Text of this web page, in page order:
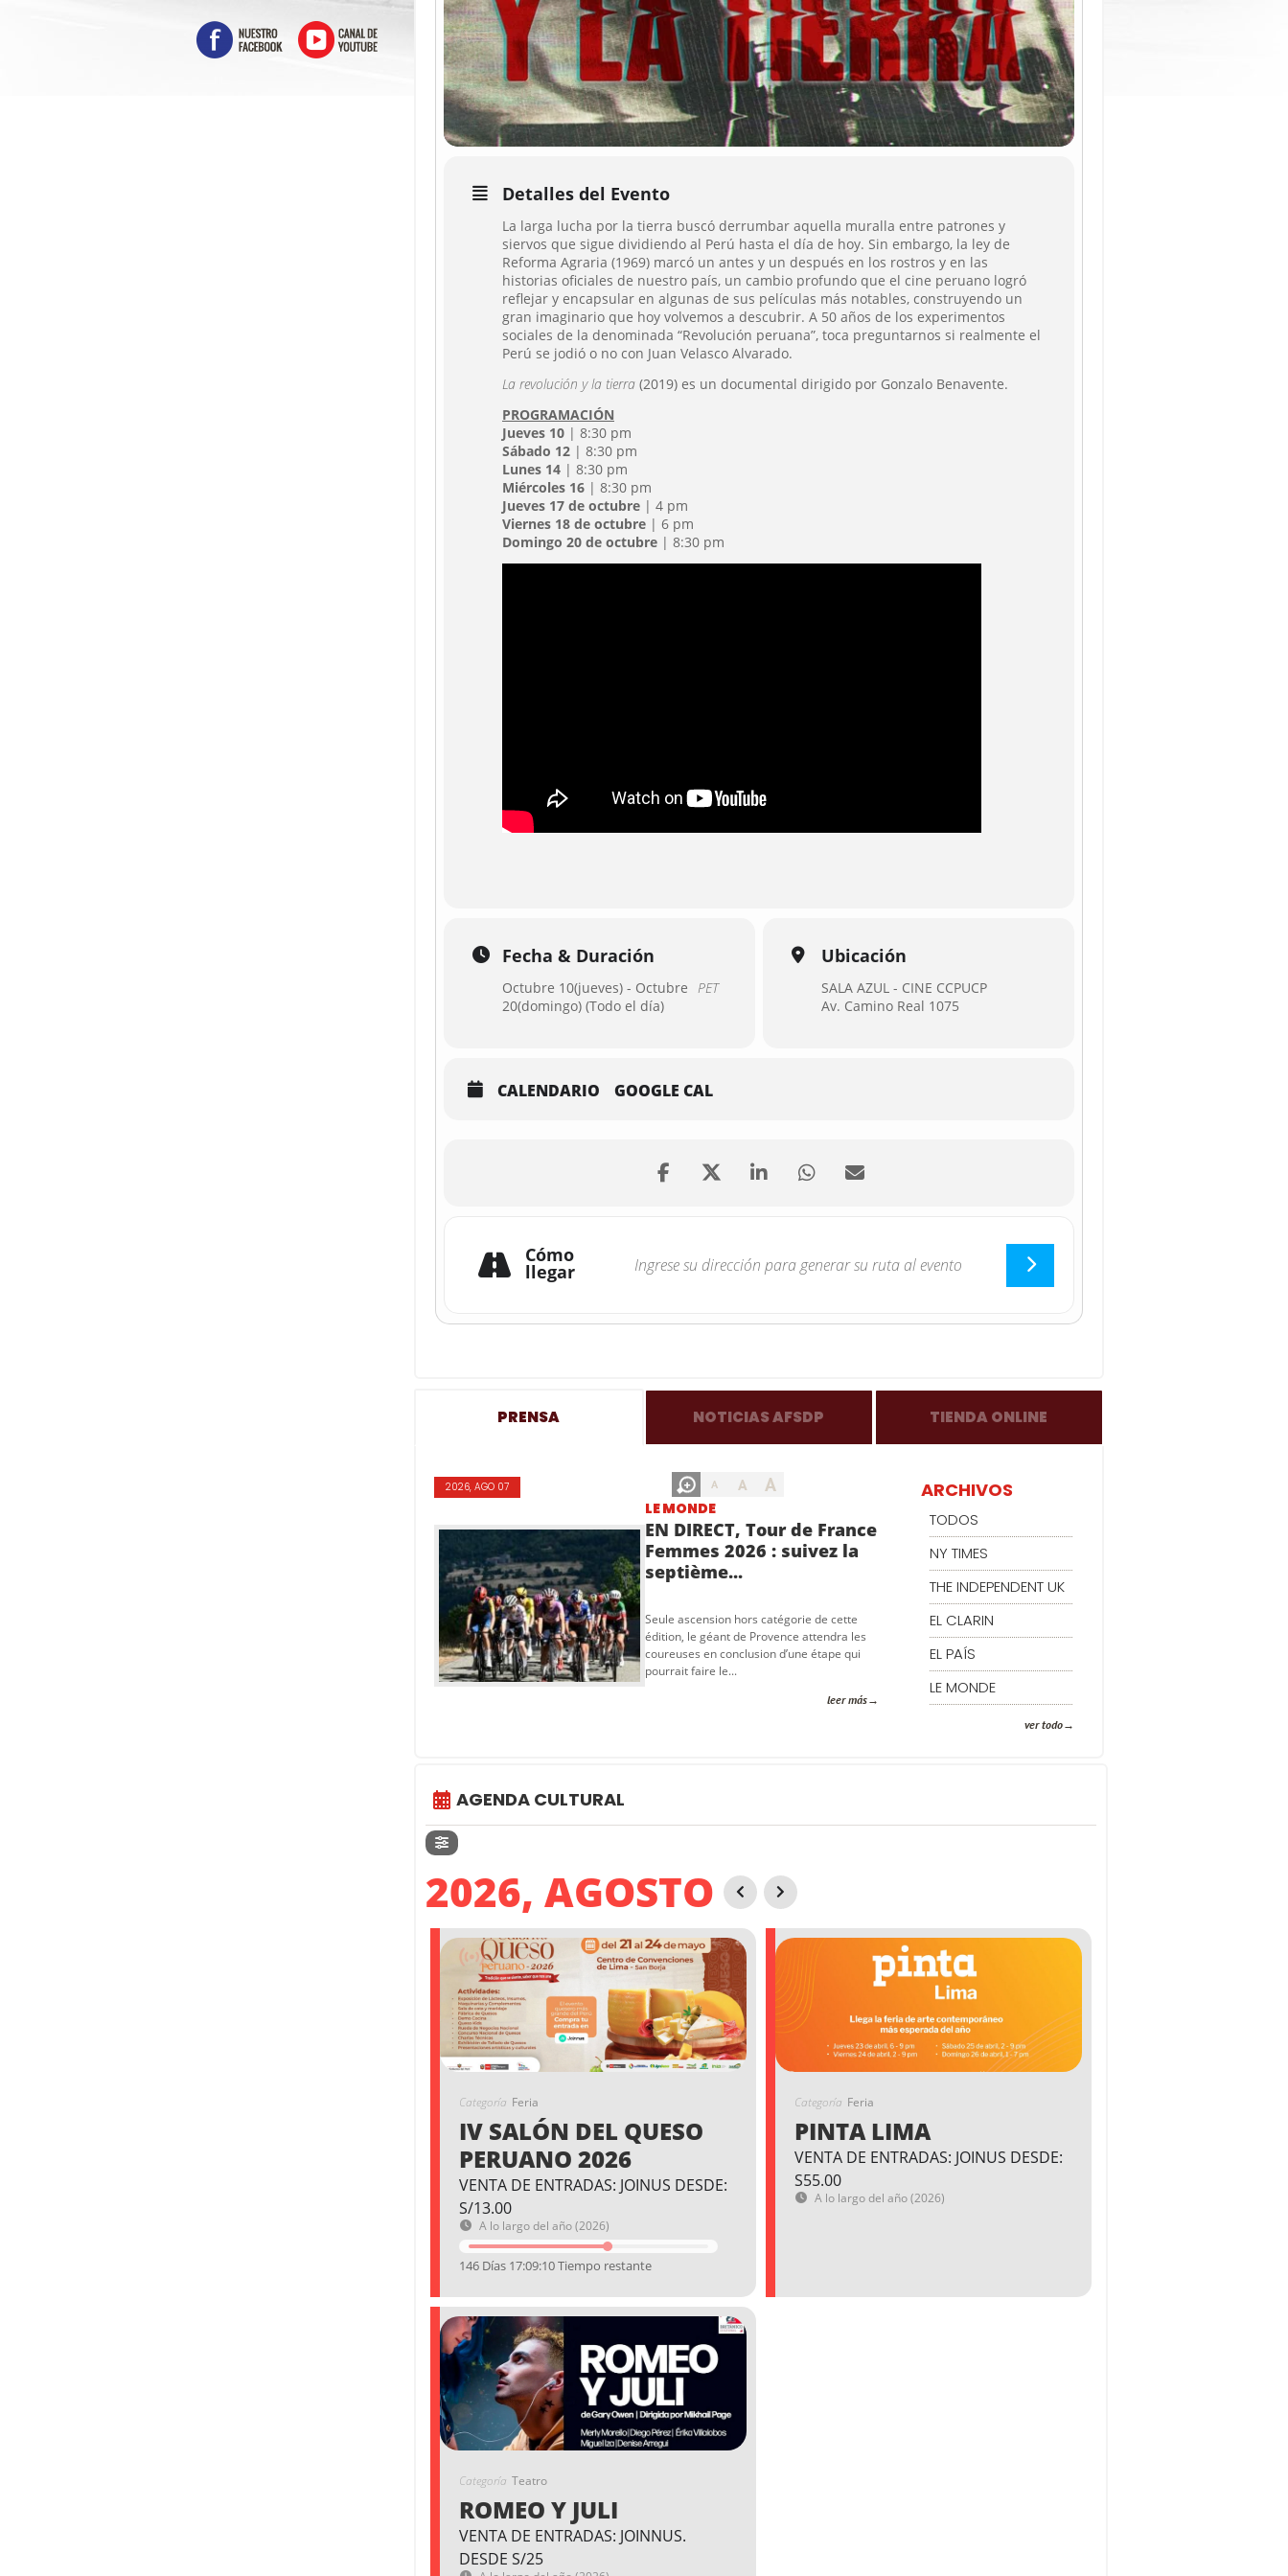
Detalles del Evento
La larga lucha por la tierra buscó derrumbar aquella muralla entre patrones y
siervos que sigue dividiendo al Perú hasta el día de hoy. Sin embargo, la ley de
Reforma Agraria (1969) marcó un antes y un después en los rostros y en las
historias oficiales de nuestro país, un cambio profundo que el cine peruano logró
reflejar y encapsular en algunas de sus películas más notables, construyendo un
gran imaginario que hoy volvemos a descubrir. A 50 años de los experimentos
sociales de la denominada “Revolución peruana”, toca preguntarnos si realmente el
Perú se jodió o no con Juan Velasco Alvarado.
La revolución y la tierra (2019) es un documental dirigido por Gonzalo Benavente.
PROGRAMACIÓN
Jueves 10 | 8:30 pm
Sábado 12 | 8:30 pm
Lunes 14 | 8:30 pm
Miércoles 16 | 8:30 pm
Jueves 17 de octubre | 4 pm
Viernes 18 de octubre | 6 pm
Domingo 20 de octubre | 8:30 pm
Fecha & Duración
Octubre 10(jueves) - Octubre
20(domingo) (Todo el día)
PET
Ubicación
SALA AZUL - CINE CCPUCP
Av. Camino Real 1075
CALENDARIO GOOGLE CAL
Cómo
llegar
PRENSA NOTICIAS AFSDP TIENDA ONLINE
A A A
2026, AGO 07
LE MONDE
EN DIRECT, Tour de France
Femmes 2026 : suivez la
septième...
Seule ascension hors catégorie de cette
édition, le géant de Provence attendra les
coureuses en conclusion d’une étape qui
pourrait faire le...
leer más
ARCHIVOS
TODOS
NY TIMES
THE INDEPENDENT UK
EL CLARIN
EL PAÍS
LE MONDE
ver todo
AGENDA CULTURAL
2026, AGOSTO
Categoría Feria
IV SALÓN DEL QUESO
PERUANO 2026
VENTA DE ENTRADAS: JOINUS DESDE:
S/13.00
A lo largo del año (2026)
146 Días 17:09:09 Tiempo restante
Categoría Feria
PINTA LIMA
VENTA DE ENTRADAS: JOINUS DESDE:
S55.00
A lo largo del año (2026)
Categoría Teatro
ROMEO Y JULI
VENTA DE ENTRADAS: JOINNUS.
DESDE S/25